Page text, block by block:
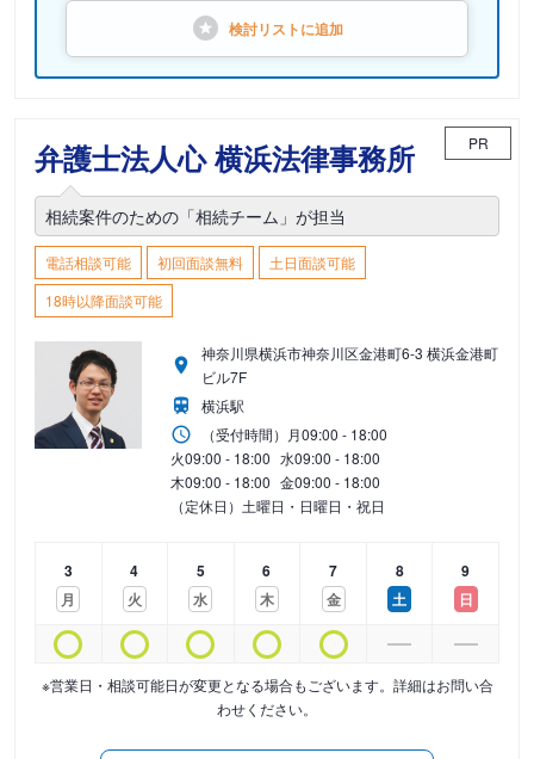
検討リストに追加
弁護士法人心 横浜法律事務所 PR
相続案件のための「相続チーム」が担当
電話相談可能 初回面談無料
土日面談可能
18時以降面談可能
神奈川県横浜市神奈川区金港町6-3 横浜金港町
ビル7F
横浜駅
（受付時間） 月09:00 - 18:00
火09:00 - 18:00 水09:00 - 18:00
木09:00 - 18:00 金09:00 - 18:00
（定休日）土曜日・日曜日・祝日
3
月
4
火
5
水
6
木
7
金
8
土
9
日
※営業日・相談可能日が変更となる場合もございます。詳細はお問い合
わせください。